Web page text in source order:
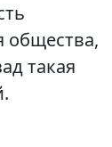
общества,
такая